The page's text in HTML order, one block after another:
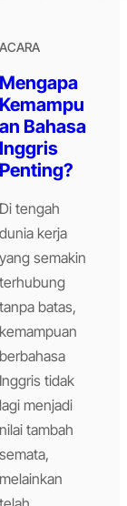
ACARA
Mengapa
Kemampu
an Bahasa
Inggris
Penting?
Di tengah
dunia kerja
yang semakin
terhubung
tanpa batas,
kemampuan
berbahasa
Inggris tidak
lagi menjadi
nilai tambah
semata,
melainkan